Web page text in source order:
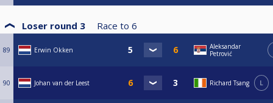
Loser round 3 Race to 6
89 Erwin Okken
Aleksandar
Petrović
90 Johan van der Leest Richard Tsang L